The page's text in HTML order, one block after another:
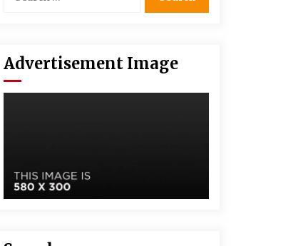
Advertisement Image